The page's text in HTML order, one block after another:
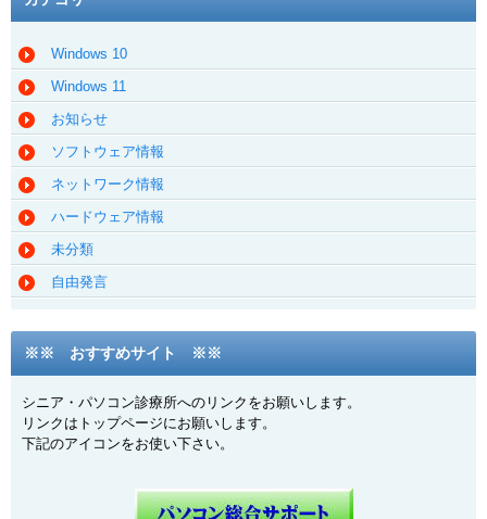
Windows 10
Windows 11
お知らせ
ソフトウェア情報
ネットワーク情報
ハードウェア情報
未分類
自由発言
※※ おすすめサイト ※※
シニア・パソコン診療所へのリンクをお願いします。
リンクはトップページにお願いします。
下記のアイコンをお使い下さい。